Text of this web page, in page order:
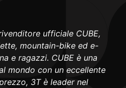
ufficiale CUBE,
mountain-bike ed e-
e ragazzi. CUBE è una
mondo con un eccellente
3T è leader nel